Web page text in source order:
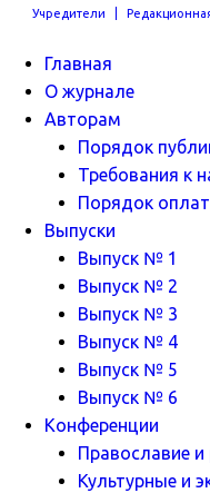
Учредители
Главная
О журнале
Авторам
Порядок
Требования к
Порядок
Выпуски
Выпуск № 1
Выпуск № 2
Выпуск № 3
Выпуск № 4
Выпуск № 5
Выпуск № 6
Конференции
Православие и
Культурные и